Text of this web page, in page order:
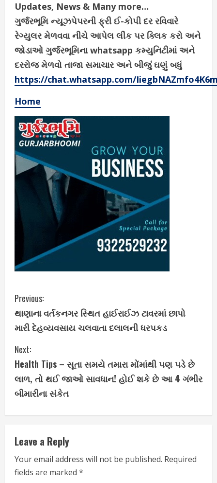
Updates, News & Many more…
ગુર્જરભૂમિ ન્યૂઝપેપરની ફ્રી ઈ-કોપી દર રવિવારે
રેગ્યુલર મેળવવા નીચે આપેલ લીંક પર ક્લિક કરો અને
જોડાઓ ગુર્જરભૂમિના whatsapp કમ્યુનિટીમાં અને
દરરોજ મેળવો તાજા સમાચાર અને બીજું ઘણું બધું
https://chat.whatsapp.com/
Home
C
o
n
t
i
n
e
R
Previous:
થાણાના વર્તકનગર સ્થિત હાઈરાઈઝ ટાવરમાં છાપો
મારી દેહવ્યવસાય ચલવાતા દલાલની ધરપકડ
Next:
Health Tips – સૂતા સમયે તમારા મોંમાંથી પણ પડે છે
લાળ, તો થઈ જાઓ સાવધાન! હોઈ શકે છે આ 4 ગંભીર
બીમારીના સંકેત
Leave a Reply
Your email address will not be published. Required
fields are marked *